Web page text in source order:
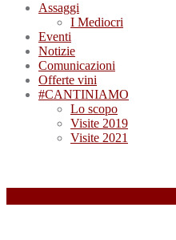
Assaggi
I Mediocri
Eventi
Notizie
Comunicazioni
Offerte vini
#CANTINIAMO
Lo scopo
Visite 2019
Visite 2021